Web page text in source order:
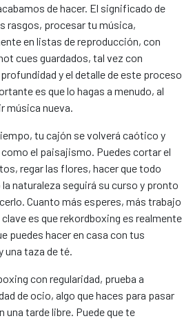
de hacer. El significado de
rasgos, procesar tu música,
en listas de reproducción, con
cues guardados, tal vez con
y el detalle de este proceso
es que lo hagas a menudo, al
música nueva.
tu cajón se volverá caótico y
el paisajismo. Puedes cortar el
regar las flores, hacer que todo
naturaleza seguirá su curso y pronto
Cuanto más esperes, más trabajo
es que rekordboxing es realmente
puedes hacer en casa con tus
una taza de té.
con regularidad, prueba a
de ocio, algo que haces para pasar
una tarde libre. Puede que te